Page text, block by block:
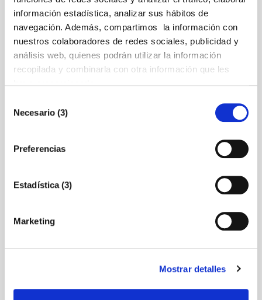
información estadística, analizar sus hábitos de
navegación. Además, compartimos la información con
nuestros colaboradores de redes sociales, publicidad y
análisis web, quienes podrán utilizar la información
recopilada y combinarla con otra información que les
Necesario (3)
Preferencias
Estadística (3)
Marketing
Mostrar detalles
2017
29/12/2017
La Cámara de Comercio de Castellón
ha atendido este año, dentro
Programa Integral de Cualificación y
para conectar mejor